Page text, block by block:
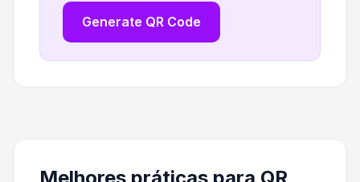
Generate QR Code